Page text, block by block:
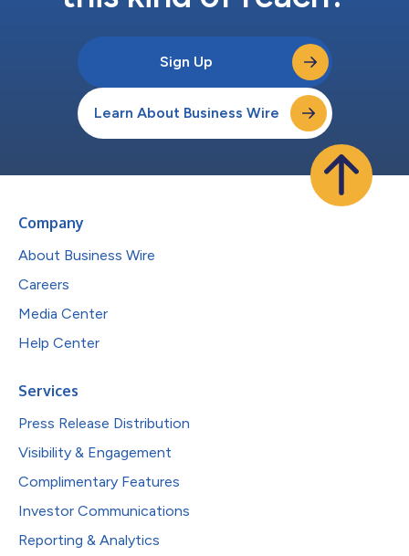
Sign Up
Learn About Business Wire
Company
About Business Wire
Careers
Media Center
Help Center
Services
Press Release Distribution
Visibility & Engagement
Complimentary Features
Investor Communications
Reporting & Analytics